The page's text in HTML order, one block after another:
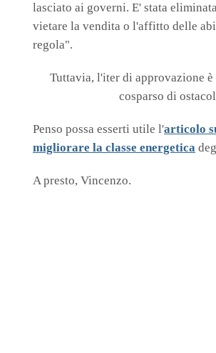
lasciato ai governi. E' stata
vietare la vendita o l'affitto delle
regola".
Tuttavia, l'iter di approvazione è
cosparso di
Penso possa esserti utile l'articolo
migliorare la classe energetica
A presto, Vincenzo.